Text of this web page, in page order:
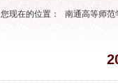
您现在的位置： 南通高等师范